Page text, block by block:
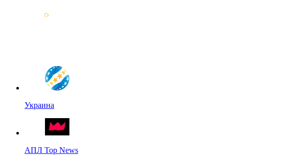
Украина
АПЛ Top News